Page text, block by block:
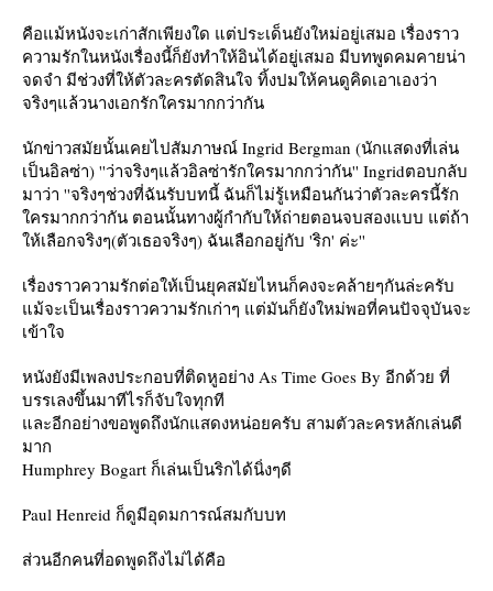
คือแม้หนังจะเก่าสักเพียงใด แต่ประเด็นยังใหม่อยู่เสมอ เรื่องราว
ความรักในหนังเรื่องนี้ก็ยังทำให้อินได้อยู่เสมอ มีบทพูดคมคายน่า
จดจำ มีช่วงที่ให้ตัวละครตัดสินใจ ทิ้งปมให้คนดูคิดเอาเองว่า
จริงๆแล้วนางเอกรักใครมากกว่ากัน
นักข่าวสมัยนั้นเคยไปสัมภาษณ์ Ingrid Bergman (นักแสดงที่เล่น
เป็นอิลซ่า) ''ว่าจริงๆแล้วอิลซ่ารักใครมากกว่ากัน'' Ingridตอบกลับ
มาว่า ''จริงๆช่วงที่ฉันรับบทนี้ ฉันก็ไม่รู้เหมือนกันว่าตัวละครนี้รัก
ครมากกว่ากัน ตอนนั้นทางผู้กำกับให้ถ่ายตอนจบสองแบบ แต่ถ้า
ห้เลือกจริงๆ(ตัวเธอจริงๆ) ฉันเลือกอยู่กับ 'ริก' ค่ะ''
เรื่องราวความรักต่อให้เป็นยุคสมัยไหนก็คงจะคล้ายๆกันล่ะครับ
ม้จะเป็นเรื่องราวความรักเก่าๆ แต่มันก็ยังใหม่พอที่คนปัจจุบันจะ
เข้าใจ
หนังยังมีเพลงประกอบที่ติดหูอย่าง As Time Goes By อีกด้วย ที่
บรรเลงขึ้นมาทีไรก็จับใจทุกที
ละอีกอย่างขอพูดถึงนักแสดงหน่อยครับ สามตัวละครหลักเล่นดี
มาก
Humphrey Bogart ก็เล่นเป็นริกได้นิ่งๆดี
Paul Henreid ก็ดูมีอุดมการณ์สมกับบท
ส่วนอีกคนที่อดพูดถึงไม่ได้คือ